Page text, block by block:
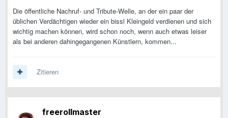
Die öffentliche Nachruf- und Tribute-Welle, an der ein paar der
üblichen Verdächtigen wieder ein bissl Kleingeld verdienen und sich
wichtig machen können, wird schon noch, wenn auch etwas leiser
als bei anderen dahingegangenen Künstlern, kommen...
Zitieren
freerollmaster